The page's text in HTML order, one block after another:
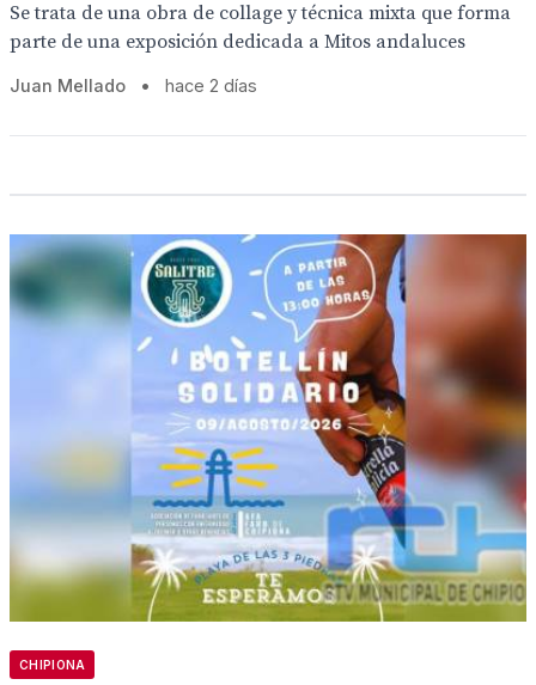
Se trata de una obra de collage y técnica mixta que forma
parte de una exposición dedicada a Mitos andaluces
Juan Mellado • hace 2 días
CHIPIONA